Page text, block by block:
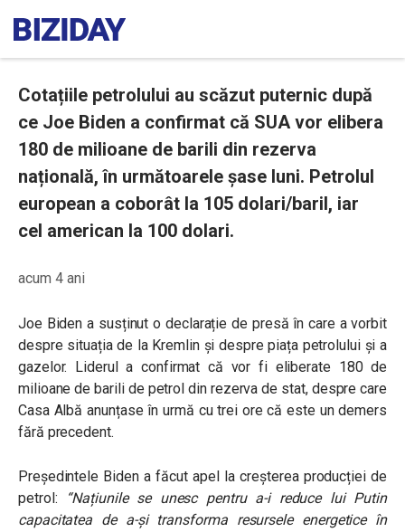
Cotațiile petrolului au scăzut puternic după
ce Joe Biden a confirmat că SUA vor elibera
180 de milioane de barili din rezerva
națională, în următoarele șase luni. Petrolul
european a coborât la 105 dolari/baril, iar
cel american la 100 dolari.
acum 4 ani
Joe Biden a susținut o declarație de presă în care a vorbit
despre situația de la Kremlin și despre piața petrolului și a
gazelor. Liderul a confirmat că vor fi eliberate 180 de
milioane de barili de petrol din rezerva de stat, despre care
Casa Albă anunțase în urmă cu trei ore că este un demers
fără precedent.
Președintele Biden a făcut apel la creșterea producției de
petrol:
“Națiunile se unesc pentru a-i reduce lui Putin
capacitatea de a-și transforma resursele energetice în